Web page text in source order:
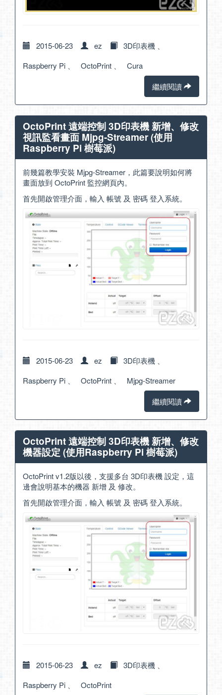
2015-06-23 ez 3D印表機
Raspberry Pi
OctoPrint
Cura
繼續閱讀
OctoPrint 遠端控制 3D印表機 新增、修改
視訊監看畫面 Mjpg-Streamer (使用
Raspberry Pi 樹莓派)
前幾篇教學安裝 Mjpg-Streamer，此篇要說明如何將
畫面放到 OctoPrint 監控網頁內。
首先開啟管理介面，輸入 帳號 及 密碼 登入系統。
2015-06-23 ez 3D印表機 、
Raspberry Pi 、 OctoPrint 、 Mjpg-Streamer
繼續閱讀
OctoPrint 遠端控制 3D印表機 新增、修改
機器設定 (使用Raspberry Pi 樹莓派)
OctoPrint v1.2版以後，支援多台 3D印表機 設定，這
邊會說明基本的機器 新增 及 修改。
首先開啟管理介面，輸入 帳號 及 密碼 登入系統。
2015-06-23 ez 3D印表機
Raspberry Pi
OctoPrint